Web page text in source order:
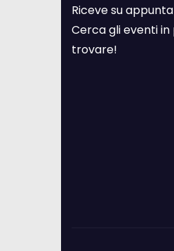
Riceve su
Cerca gli eventi
trovare!